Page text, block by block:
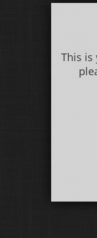
This is